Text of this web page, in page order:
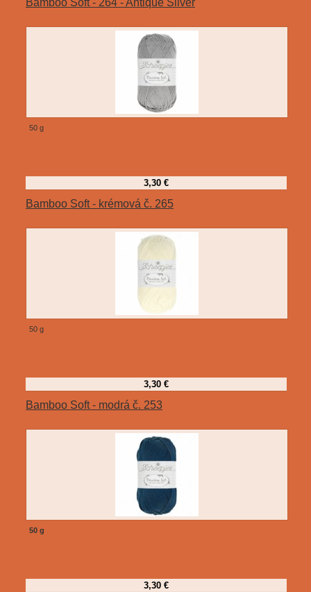
50 g
3,30 €
Bamboo Soft - krémová č. 265
50 g
3,30 €
Bamboo Soft - modrá č. 253
50 g
3,30 €